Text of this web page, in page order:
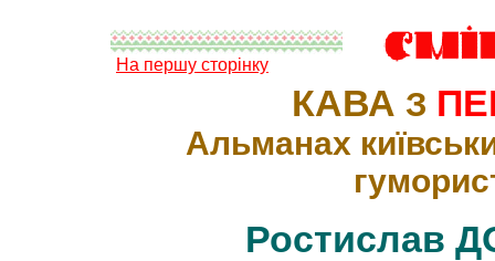
На першу сторінку
КАВА З
Альманах
Ростислав